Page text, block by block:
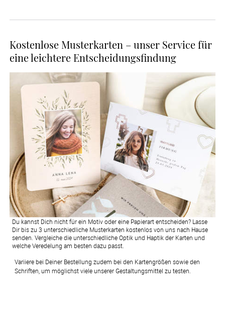
Kostenlose Musterkarten – unser Service für
eine leichtere Entscheidungsfindung
Du kannst Dich nicht für ein Motiv oder eine Papierart entscheiden? Lasse
Dir bis zu 3 unterschiedliche Musterkarten kostenlos von uns nach Hause
senden. Vergleiche die unterschiedliche Optik und Haptik der Karten und
welche Veredelung am besten dazu passt.
Variiere bei Deiner Bestellung zudem bei den Kartengrößen sowie den
Schriften, um möglichst viele unserer Gestaltungsmittel zu testen.